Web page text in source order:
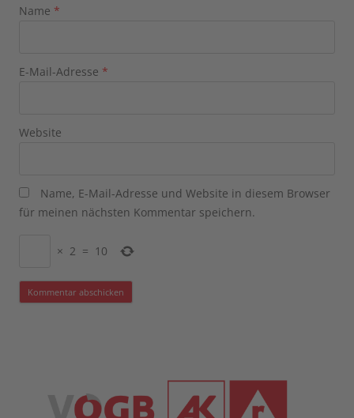
Name *
E-Mail-Adresse *
Website
Name, E-Mail-Adresse und Website in diesem Browser
für meinen nächsten Kommentar speichern.
× 2 = 10